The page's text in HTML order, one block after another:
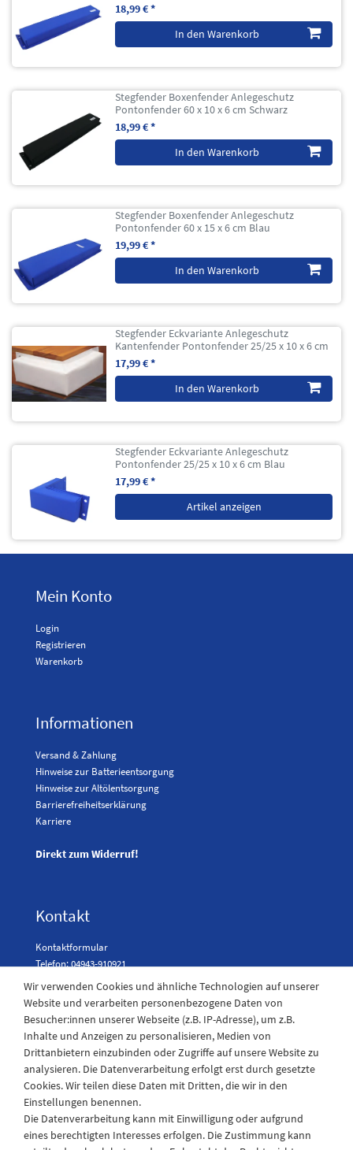
18,99 € *
In den Warenkorb
Stegfender Boxenfender Anlegeschutz
Pontonfender 60 x 10 x 6 cm Schwarz
18,99 € *
In den Warenkorb
Stegfender Boxenfender Anlegeschutz
Pontonfender 60 x 15 x 6 cm Blau
19,99 € *
In den Warenkorb
Stegfender Eckvariante Anlegeschutz
Kantenfender Pontonfender 25/25 x 10 x 6 cm
17,99 € *
In den Warenkorb
Stegfender Eckvariante Anlegeschutz
Pontonfender 25/25 x 10 x 6 cm Blau
17,99 € *
Artikel anzeigen
Mein Konto
Login
Registrieren
Warenkorb
Informationen
Versand & Zahlung
Hinweise zur Batterieentsorgung
Hinweise zur Altölentsorgung
Barrierefreiheitserklärung
Karriere
Direkt zum Widerruf!
Kontakt
Kontaktformular
Telefon: 04943-910921
Laden Öffnungszeiten
Montag - Freitag
08:30 - 12:30 und 13.00 - 17.30 Uhr
Samstags
08:30 bis 12:30 Uhr
Wir verwenden Cookies und ähnliche Technologien auf unserer
Website und verarbeiten personenbezogene Daten von
Besucher:innen unserer Webseite (z.B. IP-Adresse), um z.B.
Inhalte und Anzeigen zu personalisieren, Medien von
Drittanbietern einzubinden oder Zugriffe auf unsere Website zu
analysieren. Die Datenverarbeitung erfolgt erst durch gesetzte
Cookies. Wir teilen diese Daten mit Dritten, die wir in den
Einstellungen benennen.
Die Datenverarbeitung kann mit Einwilligung oder aufgrund
eines berechtigten Interesses erfolgen. Die Zustimmung kann